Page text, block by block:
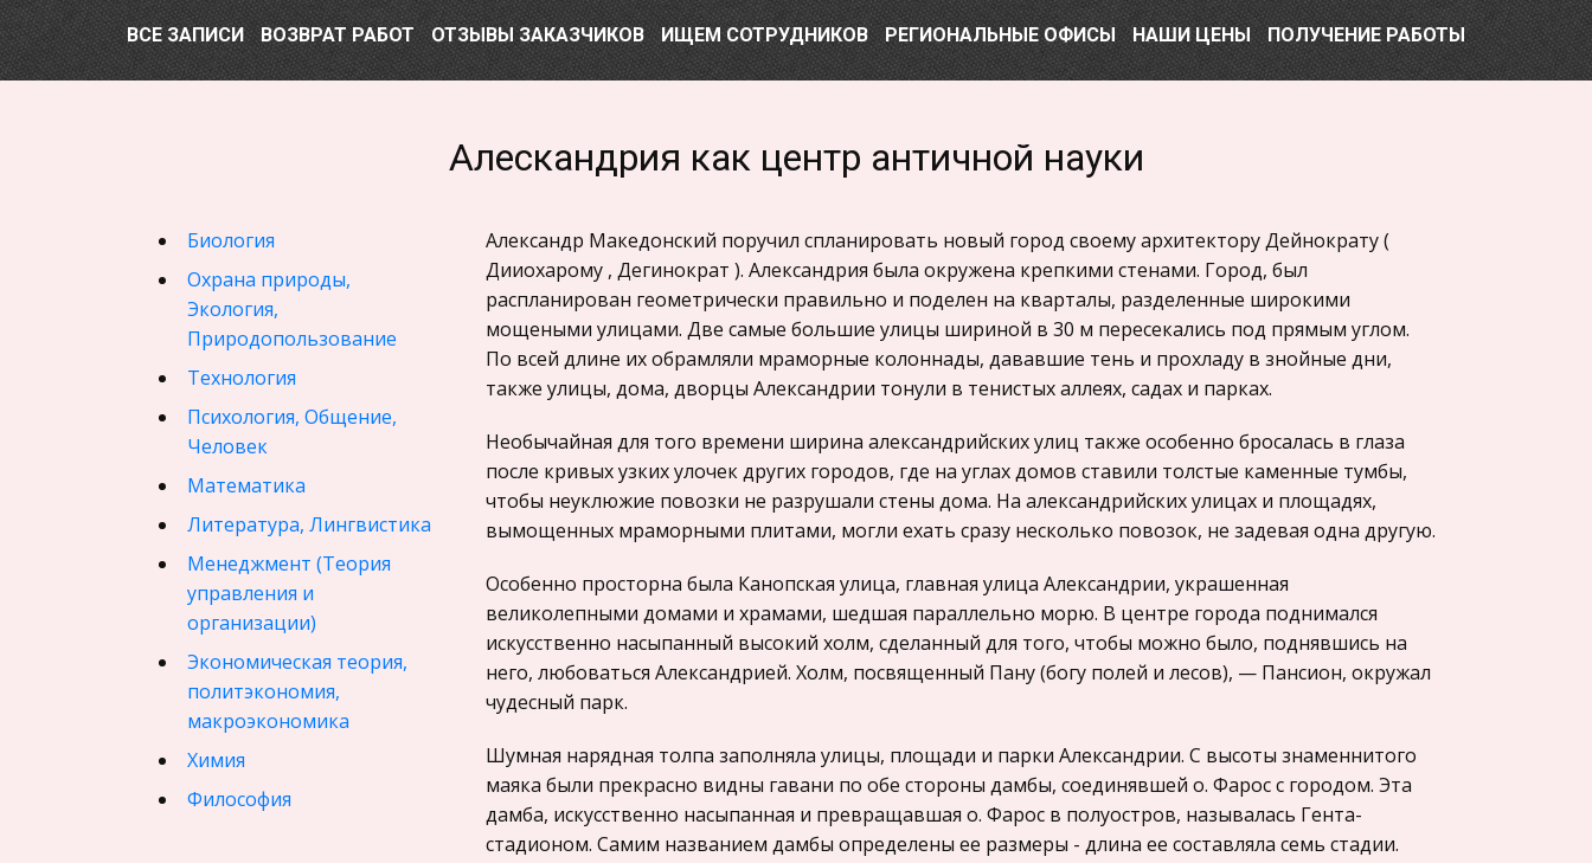
ВСЕ ЗАПИСИ ВОЗВРАТ РАБОТ ОТЗЫВЫ ЗАКАЗЧИКОВ ИЩЕМ СОТРУДНИКОВ РЕГИОНАЛЬНЫЕ ОФИСЫ НАШИ ЦЕНЫ ПОЛУЧЕНИЕ РАБОТЫ
Алескандрия как центр античной науки
Биология
Охрана природы,
Экология,
Природопользование
Технология
Психология, Общение,
Человек
Математика
Литература, Лингвистика
Менеджмент (Теория
управления и
организации)
Экономическая теория,
политэкономия,
макроэкономика
Химия
Философия
Александр Македонский поручил спланировать новый город своему архитектору Дейнократу (
Дииохарому , Дегинократ ). Александрия была окружена крепкими стенами. Город, был
распланирован геометрически правильно и поделен на кварталы, разделенные широкими
мощеными улицами. Две самые большие улицы шириной в 30 м пересекались под прямым углом.
По всей длине их обрамляли мраморные колоннады, дававшие тень и прохладу в знойные дни,
также улицы, дома, дворцы Александрии тонули в тенистых аллеях, садах и парках.
Необычайная для того времени ширина александрийских улиц также особенно бросалась в глаза
после кривых узких улочек других городов, где на углах домов ставили толстые каменные тумбы,
чтобы неуклюжие повозки не разрушали стены дома. На александрийских улицах и площадях,
вымощенных мраморными плитами, могли ехать сразу несколько повозок, не задевая одна другую.
Особенно просторна была Канопская улица, главная улица Александрии, украшенная
великолепными домами и храмами, шедшая параллельно морю. В центре города поднимался
искусственно насыпанный высокий холм, сделанный для того, чтобы можно было, поднявшись на
него, любоваться Александрией. Холм, посвященный Пану (богу полей и лесов), — Пансион, окружал
чудесный парк.
Шумная нарядная толпа заполняла улицы, площади и парки Александрии. С высоты знаменнитого
маяка были прекрасно видны гавани по обе стороны дамбы, соединявшей о. Фарос с городом. Эта
дамба, искусственно насыпанная и превращавшая о. Фарос в полуостров, называлась Гента-
стадионом. Самим названием дамбы определены ее размеры - длина ее составляла семь стадии.